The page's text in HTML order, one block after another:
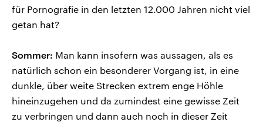
für Pornografie in den letzten 12.000 Jahren nicht viel
getan hat?
Sommer: Man kann insofern was aussagen, als es
natürlich schon ein besonderer Vorgang ist, in eine
dunkle, über weite Strecken extrem enge Höhle
hineinzugehen und da zumindest eine gewisse Zeit
zu verbringen und dann auch noch in dieser Zeit